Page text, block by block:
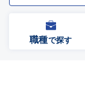
職種で探す